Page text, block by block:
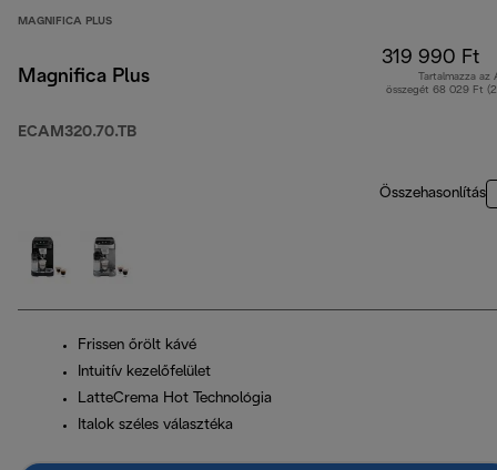
MAGNIFICA PLUS
Magnifica Plus
ECAM320.70.TB
319 990 Ft
Tartalmazza az
összegét 68 029 Ft
Összehasonlítás
Frissen őrölt kávé
Intuitív kezelőfelület
LatteCrema Hot Technológia
Italok széles választéka